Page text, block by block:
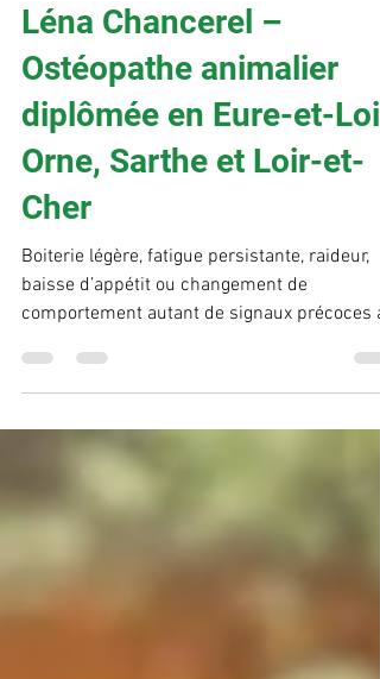
valdhuisnepubli
16 févr.
1 min de lecture
Léna Chancerel –
Ostéopathe animalier
diplômée en Eure-et-Loir,
Orne, Sarthe et Loir-et-
Cher
Boiterie légère, fatigue persistante, raideur,
baisse d’appétit ou changement de
permet d’agir avant que les troubles ne
s’installent et d’apporter confort et mobilité à
et de leur physiologie. Eure et loir -